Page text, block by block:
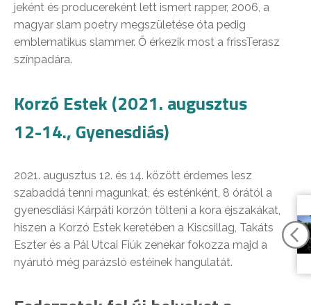
jeként és producereként lett ismert rapper, 2006, a
magyar slam poetry megszületése óta pedig
emblematikus slammer. Ő érkezik most a frissTerasz
színpadára.
Korzó Estek (2021. augusztus
12-14., Gyenesdiás)
2021. augusztus 12. és 14. között érdemes lesz
szabaddá tenni magunkat, és esténként, 8 órától a
gyenesdiási Kárpáti korzón tölteni a kora éjszakákat,
hiszen a Korzó Estek keretében a Kiscsillag, Takáts
Eszter és a Pál Utcai Fiúk zenekar fokozza majd a
nyárutó még parázsló estéinek hangulatát.